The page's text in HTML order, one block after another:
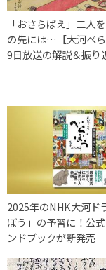
「おさらばえ」二人
の先には…【大河べ
9日放送の解説＆振り
2025年のNHK大河ド
ぼう」の予習に！公
ンドブックが新発売